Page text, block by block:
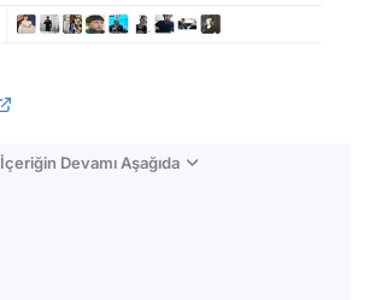
İçeriğin Devamı Aşağıda